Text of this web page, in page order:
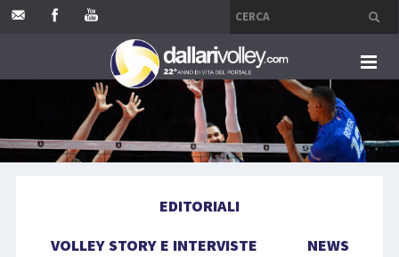
HOME
EDITORIALI
VOLLEY STORY E INTERVISTE
NEWS